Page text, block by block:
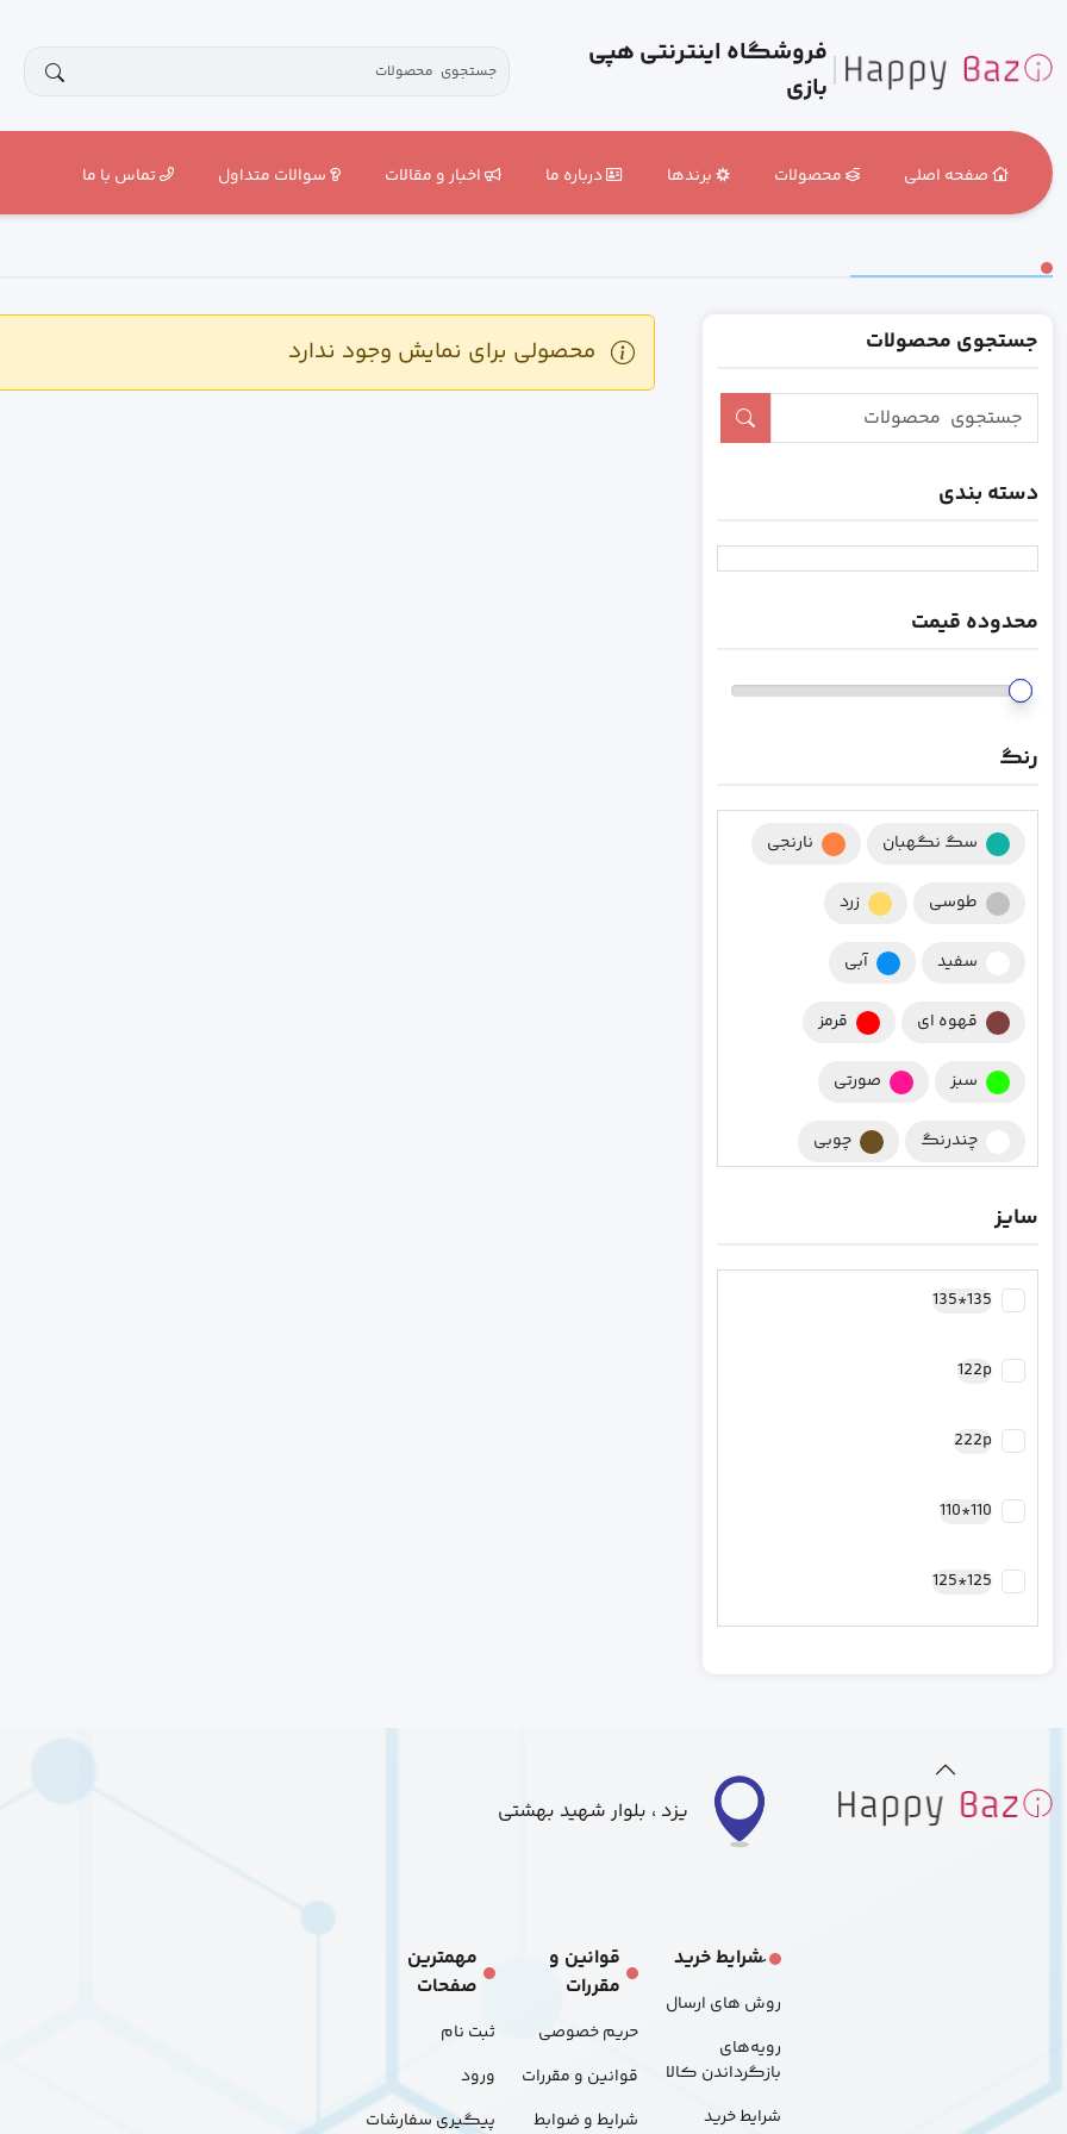
فروشگاه اینترنتی هپی
بازی
صفحه اصلی محصولات برندها درباره ما اخبار و مقالات سوالات متداول تماس با ما
جستجوی محصولات
دسته بندی
محدوده قیمت
رنگ
سگ نگهبان نارنجی
طوسی زرد
سفید آبی
قهوه ای قرمز
سبز صورتی
چندرنگ چوبی
نقره ای
رزگلد مسی
طلایی
سایز
135*135
122p
222p
110*110
125*125
کوچک
محصولی برای نمایش وجود ندارد
یزد ، بلوار شهید بهشتی
َشرایط خرید
روش های ارسال
رویه‌های
بازگرداندن کالا
شرایط خرید
قوانین و
مقررات
حریم خصوصی
قوانین و مقررات
شرایط و ضوابط
مهمترین
صفحات
ثبت نام
ورود
پیگیری سفارشات